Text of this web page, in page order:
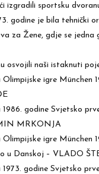
izgradili sportsku
godine je bila tehnički
za Žene, gdje se jedna
osvojili naši istaknuti
igre München
godine Svjetsko
MRKONJA
igre München
u Danskoj – VLADO
godine Svjetsko